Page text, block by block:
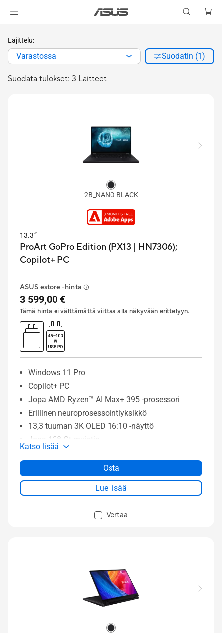
Suodata tulokset: 3 Laitteet
Lajittelu:
Varastossa Suodatin (1)
2B_NANO BLACK
13.3”
ProArt GoPro Edition (PX13 | HN7306);
Copilot+ PC
ASUS estore -hinta
3 599,00 €
Tämä hinta ei välttämättä viittaa alla näkyvään erittelyyn.
Windows 11 Pro
Copilot+ PC
Jopa AMD Ryzen™ AI Max+ 395 -prosessori
Erillinen neuroprosessointiyksikkö
13,3 tuuman 3K OLED 16:10 -näyttö
Jopa 128 Gt muistia
Täydelliset I/O-portit USB 4 Type-C -liitännällä
WiFi 7 (802.11be)
Katso lisää
Osta
Lue lisää
Vertaa